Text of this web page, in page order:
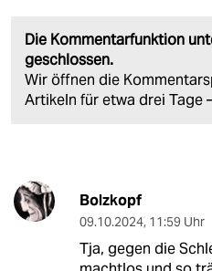
Die Kommentarfunktion
geschlossen.
Wir öffnen die
Artikeln für etwa drei Tage
Bolzkopf
09.10.2024, 11:59 Uhr
Tja, gegen die